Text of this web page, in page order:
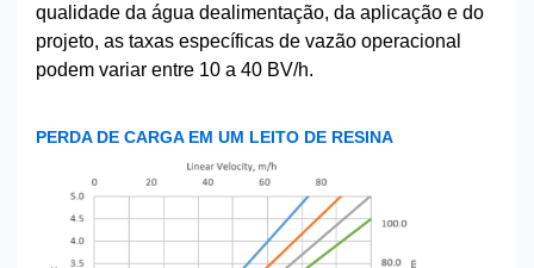
qualidade da água dealimentação, da aplicação e do
projeto, as taxas específicas de vazão operacional
podem variar entre 10 a 40 BV/h.
PERDA DE CARGA EM UM LEITO DE RESINA